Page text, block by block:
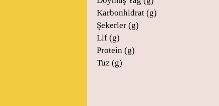
Karbonhidrat (g)
Şekerler (g)
Lif (g)
Protein (g)
Tuz (g)